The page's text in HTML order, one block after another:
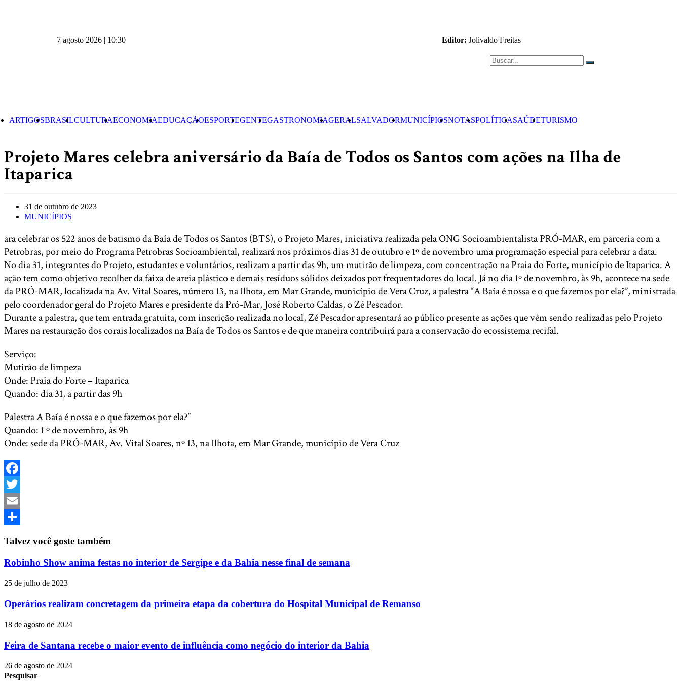
7 agosto 2026 | 10:30 Editor: Jolivaldo Freitas
ARTIGOSBRASILCULTURAECONOMIAEDUCAÇÃOESPORTEGENTEGASTRONOMIAGERALSALVADORMUNICÍPIOSNOTASPOLÍTICASAÚDETURISMO
Projeto Mares celebra aniversário da Baía de Todos os Santos com ações na Ilha de
Itaparica
31 de outubro de 2023
MUNICÍPIOS
ara celebrar os 522 anos de batismo da Baía de Todos os Santos (BTS), o Projeto Mares, iniciativa realizada pela ONG Socioambientalista PRÓ-MAR, em parceria com a
Petrobras, por meio do Programa Petrobras Socioambiental, realizará nos próximos dias 31 de outubro e 1º de novembro uma programação especial para celebrar a data.
No dia 31, integrantes do Projeto, estudantes e voluntários, realizam a partir das 9h, um mutirão de limpeza, com concentração na Praia do Forte, município de Itaparica. A
ação tem como objetivo recolher da faixa de areia plástico e demais resíduos sólidos deixados por frequentadores do local. Já no dia 1º de novembro, às 9h, acontece na sede
da PRÓ-MAR, localizada na Av. Vital Soares, número 13, na Ilhota, em Mar Grande, município de Vera Cruz, a palestra “A Baía é nossa e o que fazemos por ela?”, ministrada
pelo coordenador geral do Projeto Mares e presidente da Pró-Mar, José Roberto Caldas, o Zé Pescador.
Durante a palestra, que tem entrada gratuita, com inscrição realizada no local, Zé Pescador apresentará ao público presente as ações que vêm sendo realizadas pelo Projeto
Mares na restauração dos corais localizados na Baía de Todos os Santos e de que maneira contribuirá para a conservação do ecossistema recifal.
Serviço:
Mutirão de limpeza
Onde: Praia do Forte – Itaparica
Quando: dia 31, a partir das 9h
Palestra A Baía é nossa e o que fazemos por ela?”
Quando: 1 º de novembro, às 9h
Onde: sede da PRÓ-MAR, Av. Vital Soares, nº 13, na Ilhota, em Mar Grande, município de Vera Cruz
Facebook
Twitter
Email
Talvez você goste também
Robinho Show anima festas no interior de Sergipe e da Bahia nesse final de semana
25 de julho de 2023
Operários realizam concretagem da primeira etapa da cobertura do Hospital Municipal de Remanso
18 de agosto de 2024
Feira de Santana recebe o maior evento de influência como negócio do interior da Bahia
26 de agosto de 2024
Pesquisar